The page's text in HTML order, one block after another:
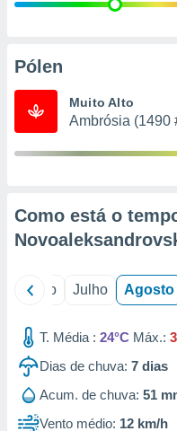
e
de
Pólen
Muito Alto
Ambrósia (1490
Como está o
Junho Julho Agosto
T. Média : 24°C Máx.:
Dias de chuva: 7 dias
Acum. de chuva: 51
Vento médio: 12 km/h